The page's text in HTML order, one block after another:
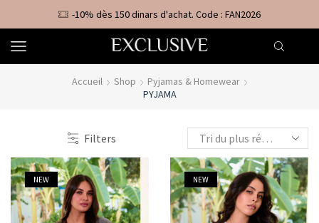
-10% dès 150 dinars d'achat. Code : FAN2026
Accueil Shop
Pyjamas & Homewear
PYJAMA
Filters
NEW NEW